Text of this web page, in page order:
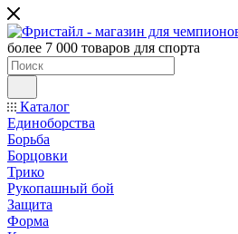
более 7 000 товаров для спорта
Каталог
Единоборства
Борьба
Борцовки
Трико
Рукопашный бой
Защита
Форма